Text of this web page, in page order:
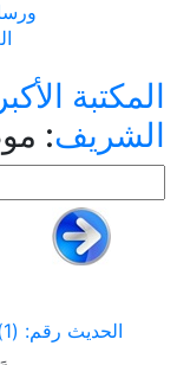
المكتبة
الشريف:
الحديث رقم: (1)